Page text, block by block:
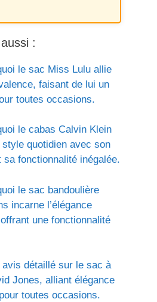
:
le sac Miss Lulu allie
faisant de lui un
toutes occasions.
le cabas Calvin Klein
quotidien avec son
sa fonctionnalité inégalée.
le sac bandoulière
incarne l’élégance
une fonctionnalité
détaillé sur le sac à
Jones, alliant élégance
toutes occasions.